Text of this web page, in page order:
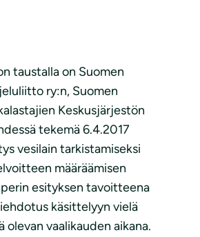
taustalla on Suomen
ry:n, Suomen
Keskusjärjestön
tekemä 6.4.2017
vesilain tarkistamiseksi
määräämisen
esityksen tavoitteena
käsittelyyn vielä
olevan vaalikauden aikana.